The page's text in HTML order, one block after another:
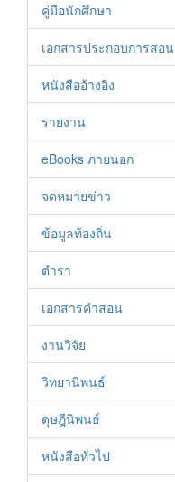
คู่มือนักศึกษา
เอกสารประกอบการสอน
หนังสืออ้างอิง
รายงาน
eBooks ภายนอก
จดหมายข่าว
ข้อมูลท้องถิ่น
ตำรา
เอกสารคำสอน
งานวิจัย
วิทยานิพนธ์
ดุษฎีนิพนธ์
หนังสือทั่วไป